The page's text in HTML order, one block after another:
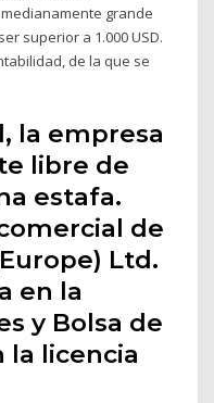
grande
superior a 1.000 USD.
de la que se
la empresa
libre de
estafa.
de
Ltd.
en la
y Bolsa de
la licencia